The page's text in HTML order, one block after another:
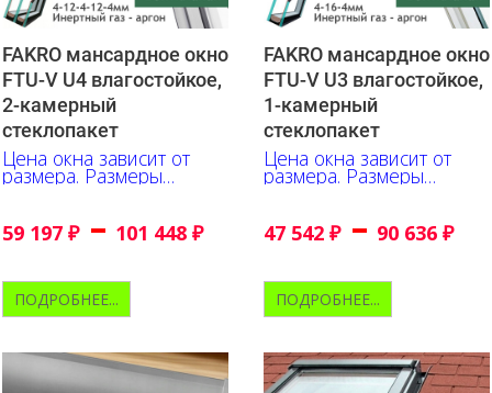
FAKRO мансардное окно
FTU-V U4 влагостойкое,
2-камерный
стеклопакет
Цена окна зависит от
размера. Размеры
59 197 ₽ – 101 448 ₽
ПОДРОБНЕЕ...
FAKRO мансардное окно
FTU-V U3 влагостойкое,
1-камерный
стеклопакет
Цена окна зависит от
размера. Размеры
47 542 ₽ – 90 636 ₽
ПОДРОБНЕЕ...